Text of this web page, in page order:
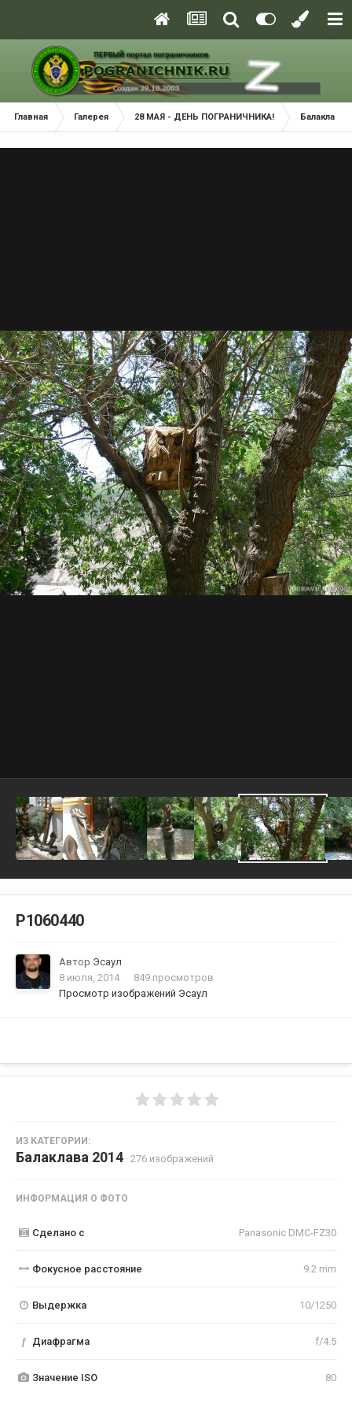
Главная Галерея 28 МАЯ - ДЕНЬ ПОГРАНИЧНИКА! Балаклава
P1060440
Автор Эсаул
8 июля, 2014
849 просмотров
Просмотр изображений Эсаул
ИЗ КАТЕГОРИИ:
Балаклава 2014 · 276 изображений
ИНФОРМАЦИЯ О ФОТО
Сделано с Panasonic DMC-FZ30
Фокусное расстояние 9.2 mm
Выдержка 10/1250
f Диафрагма f/4.5
Значение ISO 80